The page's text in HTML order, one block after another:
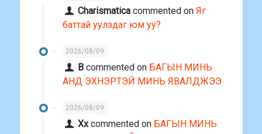
Charismatica commented onЯг
баттай уулздаг юм уу?
2026/08/09
В commented on БАГЫН МИНЬ
АНД ЭХНЭРТЭЙ МИНЬ ЯВАЛДЖЭЭ
2026/08/09
Ххcommented on БАГЫН МИНЬ